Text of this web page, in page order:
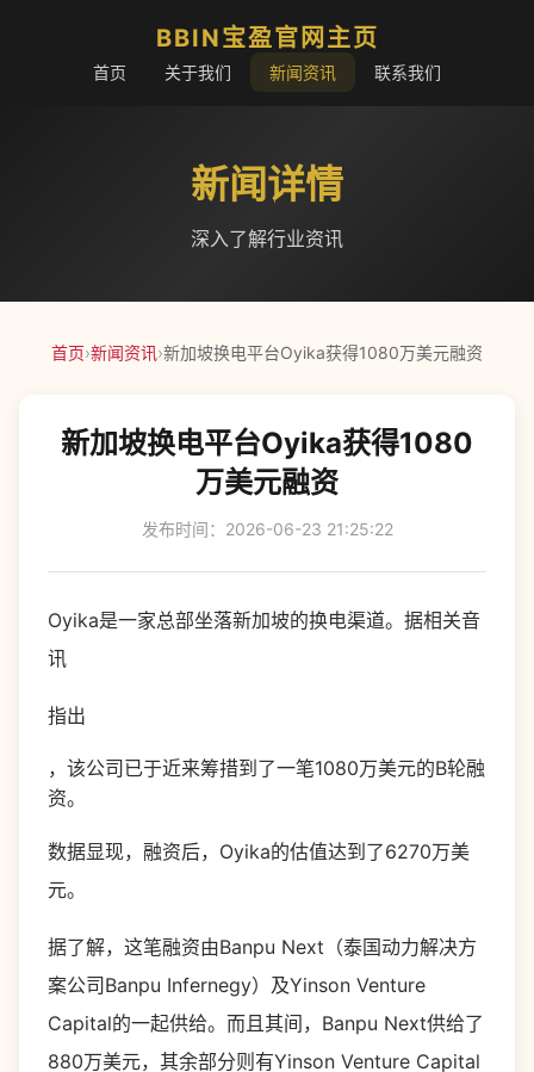
BBIN宝盈官网主页
首页 关于我们 新闻资讯 联系我们
新闻详情
深入了解行业资讯
首页›新闻资讯›新加坡换电平台Oyika获得1080万美元融资
新加坡换电平台Oyika获得1080
万美元融资
发布时间：2026-06-23 21:25:22
Oyika是一家总部坐落新加坡的换电渠道。据相关音
讯
指出
，该公司已于近来筹措到了一笔1080万美元的B轮融
资。
数据显现，融资后，Oyika的估值达到了6270万美
元。
据了解，这笔融资由Banpu Next（泰国动力解决方
案公司Banpu Infernegy）及Yinson Venture
Capital的一起供给。而且其间，Banpu Next供给了
880万美元，其余部分则有Yinson Venture Capital